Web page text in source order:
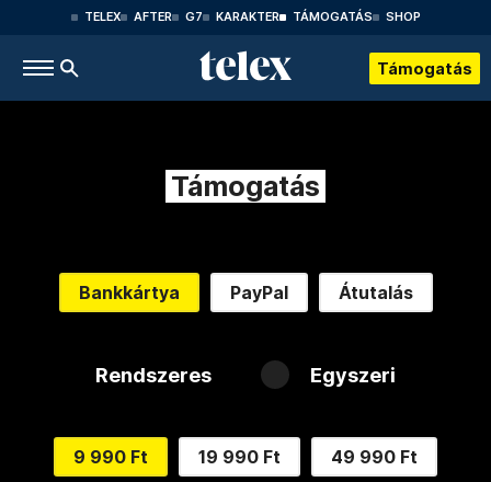
TELEX AFTER G7 KARAKTER TÁMOGATÁS SHOP
Támogatás
Támogatás
Bankkártya PayPal Átutalás
Rendszeres Egyszeri
9 990 Ft 19 990 Ft 49 990 Ft